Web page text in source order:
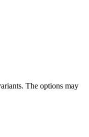
The options may